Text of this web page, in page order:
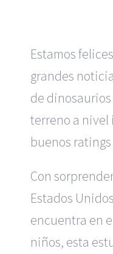
Estamos
grandes
de
terreno a
buenos
Con
Estados
encuentra en
niños, esta